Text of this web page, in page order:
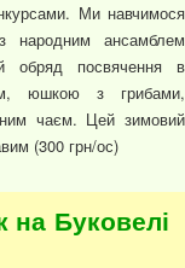
Ми навчимося
народним ансамблем
обряд посвячення в
юшкою з грибами,
чаєм. Цей зимовий
(300 грн/ос)
на Буковелі